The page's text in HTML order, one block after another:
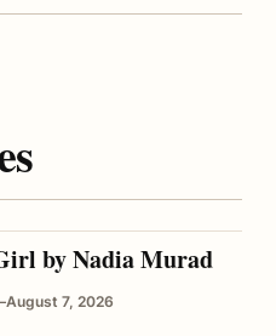
by Nadia Murad
August 7, 2026